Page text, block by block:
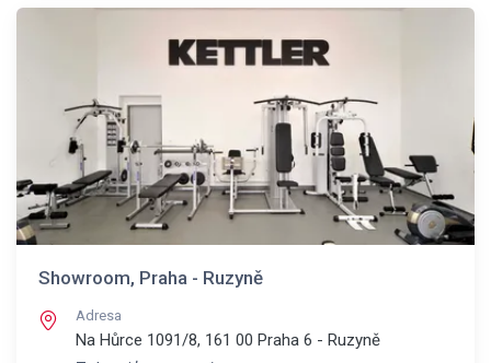
Showroom, Praha - Ruzyně
Adresa
Na Hůrce 1091/8, 161 00 Praha 6 - Ruzyně